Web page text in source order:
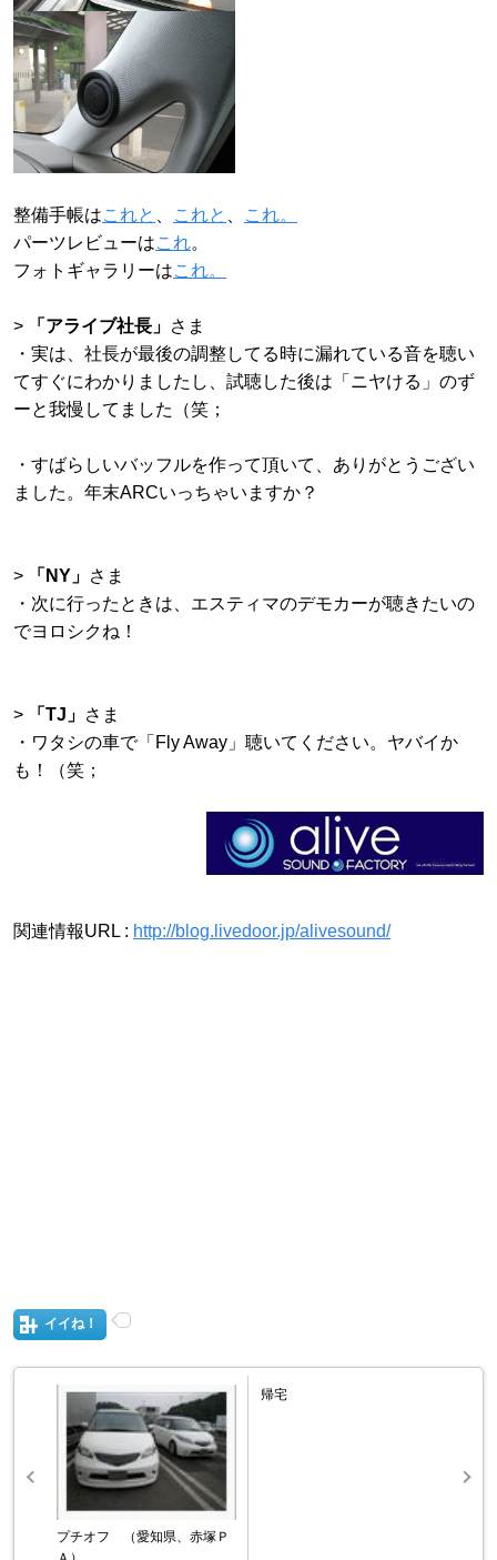
整備手帳はこれと これと
これ。
パーツレビューはこれ。
フォトギャラリーはこれ。
> 「アライブ社長」 さま
・実は、社長が最後の調整してる時に漏れている音を聴い
てすぐにわかりましたし、試聴した後は「ニヤける」のず
ーと我慢してました（笑；
・すばらしいバッフルを作って頂いて、ありがとうござい
ました。年末ARCいっちゃいますか？
> 「NY」 さま
・次に行ったときは、エスティマのデモカーが聴きたいの
でヨロシクね！
> 「TJ」 さま
・ワタシの車で「Fly Away」聴いてください。ヤバイか
も！（笑；
関連情報URL : http://blog.livedoor.jp/alivesound/
イイね！
プチオフ （愛知県、赤塚Ｐ
帰宅